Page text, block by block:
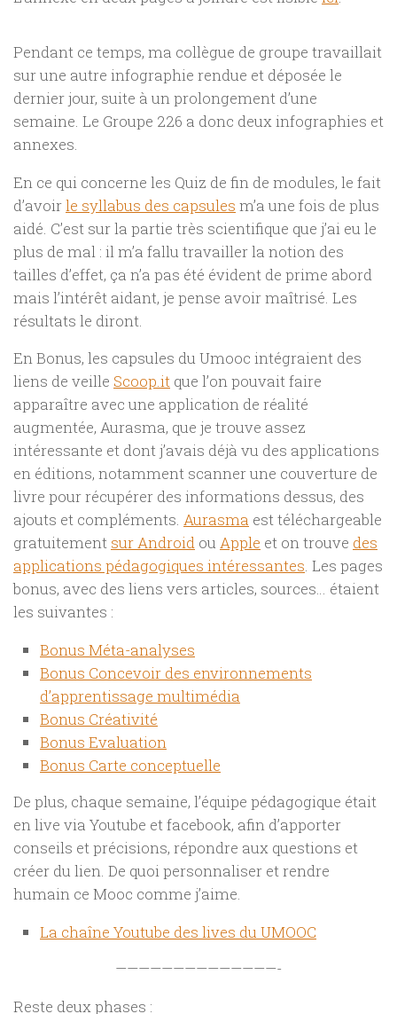
Pendant ce temps, ma collègue de groupe travaillait
sur une autre infographie rendue et déposée le
dernier jour, suite à un prolongement d’une
semaine. Le Groupe 226 a donc deux infographies et
annexes.
En ce qui concerne les Quiz de fin de modules, le fait
d’avoirle syllabus des capsules m’a une fois de plus
aidé. C’est sur la partie très scientifique que j’ai eu le
plus de mal : il m’a fallu travailler la notion des
tailles d’effet, ça n’a pas été évident de prime abord
mais l’intérêt aidant, je pense avoir maîtrisé. Les
résultats le diront.
En Bonus, les capsules du Umooc intégraient des
liens de veille Scoop.it que l’on pouvait faire
apparaître avec une application de réalité
augmentée, Aurasma, que je trouve assez
intéressante et dont j’avais déjà vu des applications
en éditions, notamment scanner une couverture de
livre pour récupérer des informations dessus, des
ajouts et compléments. Aurasma est téléchargeable
gratuitement sur Android ou Apple et on trouve des
applications pédagogiques intéressantes. Les pages
bonus, avec des liens vers articles, sources… étaient
les suivantes :
Bonus Méta-analyses
Bonus Concevoir des environnements
d’apprentissage multimédia
Bonus Créativité
Bonus Evaluation
Bonus Carte conceptuelle
De plus, chaque semaine, l’équipe pédagogique était
en live via Youtube et facebook, afin d’apporter
conseils et précisions, répondre aux questions et
créer du lien. De quoi personnaliser et rendre
humain ce Mooc comme j’aime.
La chaîne Youtube des lives du UMOOC
——————————————-
Reste deux phases :